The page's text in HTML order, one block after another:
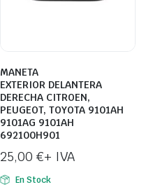
MANETA
EXTERIOR DELANTERA
DERECHA CITROEN,
PEUGEOT, TOYOTA 9101AH
9101AG 9101AH
692100H901
25,00 €+ IVA
En Stock